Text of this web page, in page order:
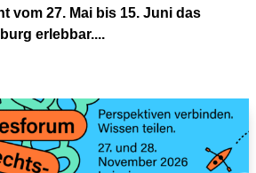
vom 27. Mai bis 15. Juni das
erlebbar....